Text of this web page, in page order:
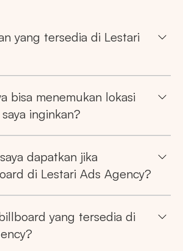
untuk melihat
titik iklan kami
yang tersedia di Lestari
bisa menemukan lokasi
inginkan?
dapatkan jika
di Lestari Ads Agency?
yang tersedia di